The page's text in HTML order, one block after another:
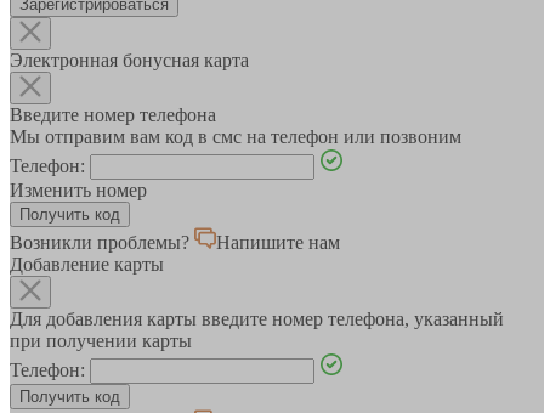
Зарегистрироваться
Электронная бонусная карта
Введите номер телефона
Мы отправим вам код в смс на телефон или позвоним
Телефон:
Изменить номер
Возникли проблемы?
Напишите нам
Добавление карты
Для добавления карты введите номер телефона, указанный
при получении карты
Телефон: